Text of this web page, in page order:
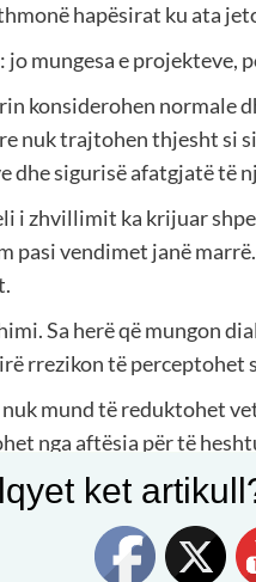
hapësirat ku ata
mungesa e projekteve,
konsiderohen normale
nuk trajtohen thjesht si
sigurisë afatgjatë të
i zhvillimit ka krijuar
vendimet janë
Sa herë që mungon
rrezikon të perceptohet
mund të reduktohet
nga aftësia për të
shterruese dhe
por garanci morale
Çfarë humbet
ket